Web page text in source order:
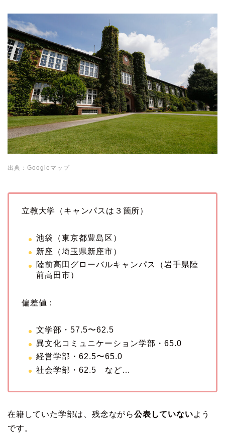
出典：Googleマップ
立教大学（キャンパスは３箇所）
池袋（東京都豊島区）
新座（埼玉県新座市）
陸前高田グローバルキャンパス（岩手県陸
前高田市）
偏差値：
文学部・57.5〜62.5
異文化コミュニケーション学部・65.0
経営学部・62.5〜65.0
社会学部・62.5 など…
在籍していた学部は、残念ながら公表していないよう
です。